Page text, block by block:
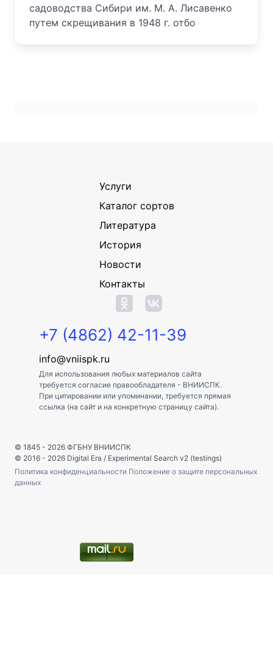
садоводства Сибири им. М. А. Лисавенко
путем скрещивания в 1948 г. отбо
Услуги
Каталог сортов
Литература
История
Новости
Контакты
+7 (4862) 42-11-39
info@vniispk.ru
Для использования любых материалов сайта
требуется согласие правообладателя - ВНИИСПК.
При цитировании или упоминании, требуется прямая
ссылка (на сайт и на конкретную страницу сайта).
© 1845 - 2026 ФГБНУ ВНИИСПК
© 2016 - 2026 Digital Era / Experimental Search v2 (testings)
Политика конфиденциальности Положение о защите персональных
данных